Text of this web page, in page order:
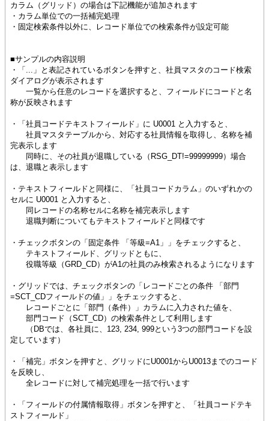
カラム（グリッド）の場合は下記機能が追加されます
・カラム単位での一括補完処理
・固定検索条件以外に、レコード単位での検索条件が設定可能
■サンプルの内容説明
・「...」と表記されているボタンを押すと、社員マスタのコード検索
ダイアログが表示されます
一覧から任意のレコードを選択すると、フィールドにコードと名
称が反映されます
・「社員コードテキストフィールド」に U0001 と入力すると、
社員マスタテーブルから、対応する社員情報を取得し、名称を補
完表示します
同時に、その社員が退職している（RSG_DT!=99999999）場合
は、退職と表示します
・テキストフィールドと同様に、「社員コードカラム」のいずれかの
セルに U0001 と入力すると、
同レコードの名称セルに名称を補完表示します
退職判断についてもテキストフィールドと同様です
・チェックボタンの「固定条件 「等級=A1」」をチェックすると、
テキストフィールド、グリッドともに、
役職等級（GRD_CD）がA1の社員のみ検索されるようになります
・グリッドでは、チェックボタンの「レコードごとの条件 「部門
=SCT_CDフィールドの値」」をチェックすると、
レコードごとに「部門（条件）」カラムに入力された値を、
部門コード（SCT_CD）の検索条件として利用します
（DBでは、各社員に、123, 234, 999という3つの部門コードを設
定しています）
・「補完」ボタンを押すと、グリッドにU0001からU0013までのコード
を反映し、
全レコードに対して補完処理を一括で行います
・「フィールドの付属情報取得」ボタンを押すと、「社員コードテキ
ストフィールド」